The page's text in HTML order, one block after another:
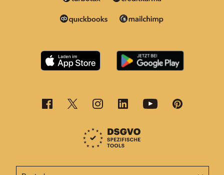
Diese Seite ist jetzt auch in anderen Sprachen